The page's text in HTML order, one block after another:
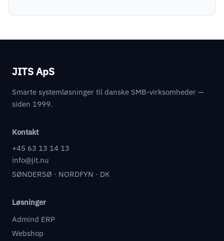
JITS ApS
Smarte systemløsninger til danske SMB-virksomheder —
siden 1999.
Kontakt
+45 63 13 14 13
info@jit.nu
SØNDERSØ · NORDFYN · DK
Løsninger
Admind ERP
Webshop